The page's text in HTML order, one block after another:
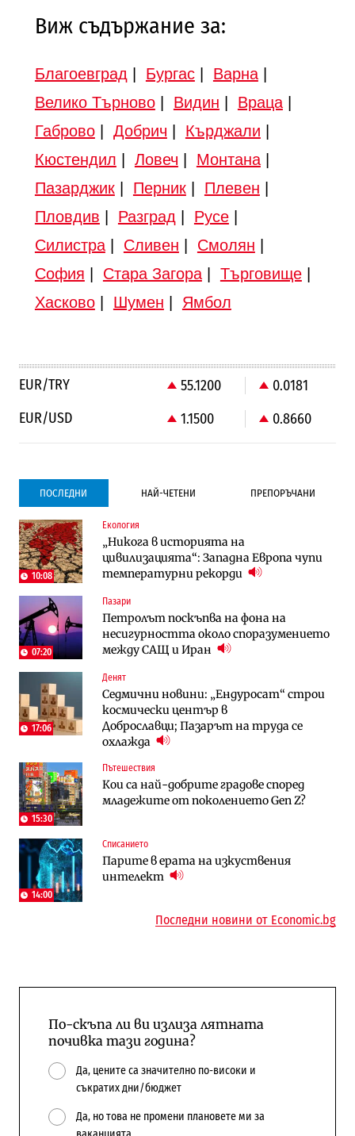
Виж съдържание за:
Благоевград Бургас| Варна|
Велико Търново| Видин Враца|
Габрово| Добрич Кърджали
Кюстендил
Ловеч Монтана|
Пазарджик| Перник| Плевен
Пловдив
Разград Русе|
Силистра| Сливен Смолян
София
Стара Загора| Търговище|
Хасково| Шумен Ямбол
EUR/TRY 55.1200
0.0181
EUR/USD
1.1500 0.8660
ПОСЛЕДНИ НАЙ-ЧЕТЕНИ ПРЕПОРЪЧАНИ
10:08
Екология
„Никога в историята на
цивилизацията“: Западна Европа чупи
температурни рекорди
07:20
Пазари
Петролът поскъпва на фона на
несигурността около споразумението
между САЩ и Иран
17:06
Денят
Седмични новини: „Ендуросат“ строи
космически център в
Доброславци; Пазарът на труда се
охлажда
15:30
Пътешествия
Кои са най-добрите градове според
младежите от поколението Gen Z?
14:00
Списанието
Парите в ерата на изкуствения
интелект
Градоустройство
Столична община избра изпълнител за
преместването на трамвайното
трасе по бул. „Скобелев“
Компании
„Ендуросат“ ще строи огромен
космически и отбранителен център в
Доброславци
Енергетика
Държавният ТЕЦ „Марица изток 2“
работи с 5 блока
Трафикът толкова е намалял, че големи
медии обмислят да се откажат
напълно от Google
Пазарът на труда продължава да се
охлажда, а три сектора го дърпат
надолу
Градоустройство
Столична община избра изпълнител за
преместването на трамвайното
трасе по бул. „Скобелев“
Енергетика
Държавният ТЕЦ „Марица изток 2“
работи с 5 блока
Компании
„Ендуросат“ ще строи огромен
космически и отбранителен център в
Доброславци
Кабинетът иска да отпадне забраната
за износ на дизел и керосин
Интервю | Истинската иновация идва
от решаването на реални проблеми на
потребителите
Последни новини от Economic.bg
По-скъпа ли ви излиза лятната
почивка тази година?
Да, цените са значително по-високи и
съкратих дни/бюджет
Да, но това не промени плановете ми за